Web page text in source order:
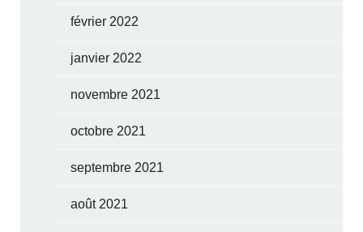
février 2022
janvier 2022
novembre 2021
octobre 2021
septembre 2021
août 2021